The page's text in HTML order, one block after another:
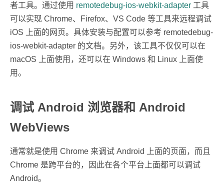
者工具。通过使用 remotedebug-ios-webkit-adapter 工具
可以实现 Chrome、Firefox、VS Code 等工具来远程调试
iOS 上面的网页。具体安装与配置可以参考 remotedebug-
ios-webkit-adapter 的文档。另外，该工具不仅仅可以在
macOS 上面使用，还可以在 Windows 和 Linux 上面使
用。
调试 Android 浏览器和 Android
WebViews
通常就是使用 Chrome 来调试 Android 上面的页面，而且
Chrome 是跨平台的，因此在各个平台上面都可以调试
Android。